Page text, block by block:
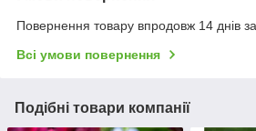
Повернення товару впродовж 14 днів
Всі умови повернення
Подібні товари компанії